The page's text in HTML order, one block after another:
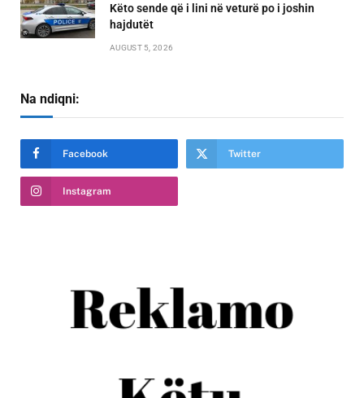
Këto sende që i lini në veturë po i joshin
hajdutët
AUGUST 5, 2026
Na ndiqni:
Facebook Twitter
Instagram